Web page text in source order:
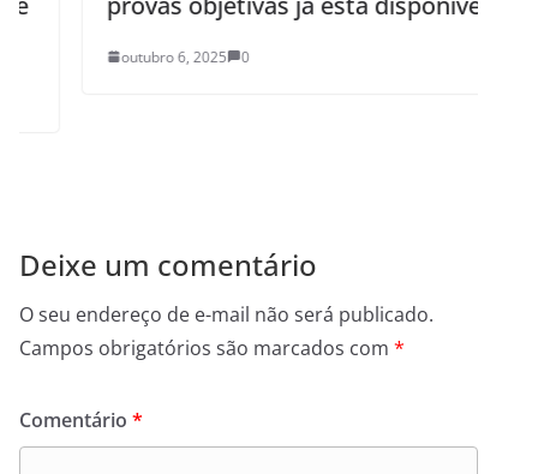
outubro 6, 2025 0
Deixe um comentário
O seu endereço de e-mail não será publicado.
Campos obrigatórios são marcados com *
Comentário *